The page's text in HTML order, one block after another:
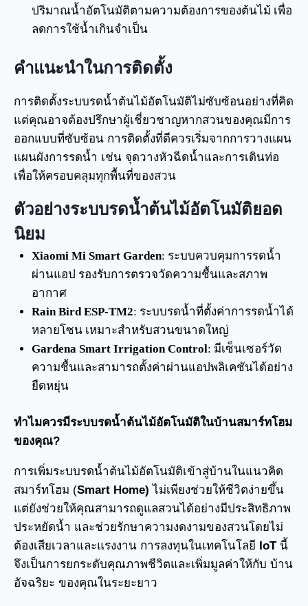
ปริมาณน้ำอัตโนมัติตามความต้องการของต้นไม้ เพื่อ
ลดการใช้น้ำเกินจำเป็น
คำแนะนำในการติดตั้ง
การติดตั้งระบบรดน้ำต้นไม้อัตโนมัติไม่ซับซ้อนอย่างที่คิด
แต่คุณอาจต้องปรึกษาผู้เชี่ยวชาญหากสวนของคุณมีการ
ออกแบบที่ซับซ้อน การติดตั้งที่ดีควรเริ่มจากการวางแผน
แผนผังการรดน้ำ เช่น จุดวางหัวฉีดน้ำและการเดินท่อ
เพื่อให้ครอบคลุมทุกพื้นที่ของสวน
ตัวอย่างระบบรดน้ำต้นไม้อัตโนมัติยอด
นิยม
Xiaomi Mi Smart Garden: ระบบควบคุมการรดน้ำ
ผ่านแอป รองรับการตรวจวัดความชื้นและสภาพ
อากาศ
Rain Bird ESP-TM2: ระบบรดน้ำที่ตั้งค่าการรดน้ำได้
หลายโซน เหมาะสำหรับสวนขนาดใหญ่
Gardena Smart Irrigation Control: มีเซ็นเซอร์วัด
ความชื้นและสามารถตั้งค่าผ่านแอปพลิเคชันได้อย่าง
ยืดหยุ่น
ทำไมควรมีระบบรดน้ำต้นไม้อัตโนมัติในบ้านสมาร์ทโฮม
ของคุณ?
การเพิ่มระบบรดน้ำต้นไม้อัตโนมัติเข้าสู่บ้านในแนวคิด
สมาร์ทโฮม (Smart Home) ไม่เพียงช่วยให้ชีวิตง่ายขึ้น
แต่ยังช่วยให้คุณสามารถดูแลสวนได้อย่างมีประสิทธิภาพ
ประหยัดน้ำ และช่วยรักษาความงดงามของสวนโดยไม่
ต้องเสียเวลาและแรงงาน การลงทุนในเทคโนโลยี IoTนี้
จึงเป็นการยกระดับคุณภาพชีวิตและเพิ่มมูลค่าให้กับ บ้าน
อัจฉริยะ ของคุณในระยะยาว